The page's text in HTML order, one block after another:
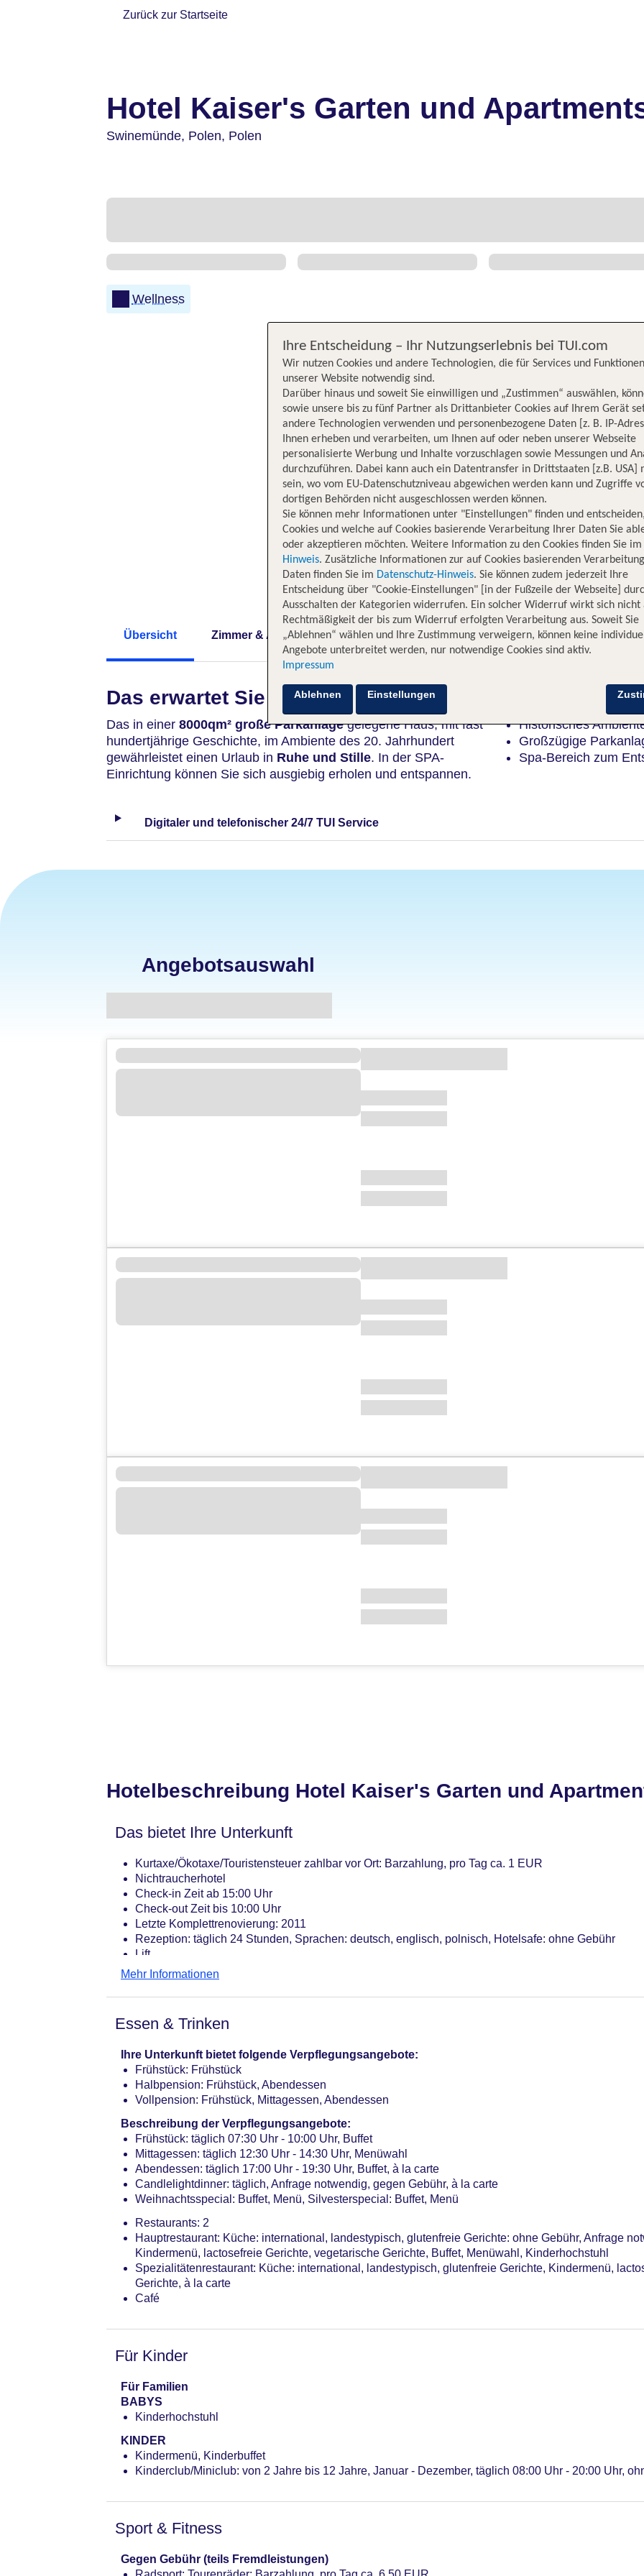
Zurück zur Startseite
Hotel Kaiser's Garten und
Swinemünde, Polen, Polen
Wellness
Übersicht Zimmer & Angebote Hotelinformationen Lage Bewertungen
Das erwartet Sie
Das in einer 8000qm² große Parkanlagegelegene Haus, mit fast
hundertjährige Geschichte, im Ambiente des 20. Jahrhundert
gewährleistet einen Urlaub in Ruhe und Stille. In der SPA-
Einrichtung können Sie sich ausgiebig erholen und entspannen.
Historisches
Großzügige
Spa-Bereich zum
Digitaler und telefonischer 24/7 TUI Service
Angebotsauswahl
Hotelbeschreibung Hotel Kaiser's Garten und
Das bietet Ihre Unterkunft
Kurtaxe/Ökotaxe/Touristensteuer zahlbar vor Ort: Barzahlung, pro Tag ca. 1 EUR
Nichtraucherhotel
Check-in Zeit ab 15:00 Uhr
Check-out Zeit bis 10:00 Uhr
Letzte Komplettrenovierung: 2011
Rezeption: täglich 24 Stunden, Sprachen: deutsch, englisch, polnisch, Hotelsafe: ohne Gebühr
Lift
Gartenanlage, Sonnenterrasse
Pool „Indoorpool Nebengebäude“: Indoor, Süßwasser
Whirlpool „Indoorwhirlpool Nebengebäude“: Indoor, Süßwasser
Badetücher
Internet: WLAN/WiFi, im gesamten Hotel (Anlage): ohne Gebühr
Wäscheservice: gegen Gebühr
Gepäckservice
Zahlungsarten: TUI Card / VISA, MasterCard
Haustiere nicht erlaubt
Parkmöglichkeiten: Parkplatz (nach Verfügbarkeit), unbewacht: Barzahlung, pro Nacht ca. 15 EUR,
nicht notwendig
Tagungseinrichtungen: Konferenzräume: 1, klimatisierte Tagungsräume
Gebäudeanzahl: 2, Etagen: 4, Zimmer: 93, Nebengebäude: 2
Mehr Informationen
Essen & Trinken
Ihre Unterkunft bietet folgende Verpflegungsangebote:
Frühstück: Frühstück
Halbpension: Frühstück, Abendessen
Vollpension: Frühstück, Mittagessen, Abendessen
Beschreibung der Verpflegungsangebote:
Frühstück: täglich 07:30 Uhr - 10:00 Uhr, Buffet
Mittagessen: täglich 12:30 Uhr - 14:30 Uhr, Menüwahl
Abendessen: täglich 17:00 Uhr - 19:30 Uhr, Buffet, à la carte
Candlelightdinner: täglich, Anfrage notwendig, gegen Gebühr, à la carte
Weihnachtsspecial: Buffet, Menü, Silvesterspecial: Buffet, Menü
Restaurants: 2
Hauptrestaurant: Küche: international, landestypisch, glutenfreie Gerichte: ohne Gebühr, Anfrage
Kindermenü, lactosefreie Gerichte, vegetarische Gerichte, Buffet, Menüwahl, Kinderhochstuhl
Spezialitätenrestaurant: Küche: international, landestypisch, glutenfreie Gerichte, Kindermenü,
Gerichte, à la carte
Café
Für Kinder
Für Familien
BABYS
Kinderhochstuhl
KINDER
Kindermenü, Kinderbuffet
Kinderclub/Miniclub: von 2 Jahre bis 12 Jahre, Januar - Dezember, täglich 08:00 Uhr - 20:00 Uhr,
Sport & Fitness
Gegen Gebühr (teils Fremdleistungen)
Ihre Entscheidung – Ihr Nutzungserlebnis bei TUI.com
Wir nutzen Cookies und andere Technologien, die für Services und
unserer Website notwendig sind.
Darüber hinaus und soweit Sie einwilligen und „Zustimmen“ auswählen,
sowie unsere bis zu fünf Partner als Drittanbieter Cookies auf Ihrem Gerät
andere Technologien verwenden und personenbezogene Daten [z. B. IP-
Ihnen erheben und verarbeiten, um Ihnen auf oder neben unserer Webseite
personalisierte Werbung und Inhalte vorzuschlagen sowie Messungen und
durchzuführen. Dabei kann auch ein Datentransfer in Drittstaaten [z.B. USA]
sein, wo vom EU-Datenschutzniveau abgewichen werden kann und Zugriffe
dortigen Behörden nicht ausgeschlossen werden können.
Sie können mehr Informationen unter "Einstellungen" finden und
Cookies und welche auf Cookies basierende Verarbeitung Ihrer Daten Sie
oder akzeptieren möchten. Weitere Information zu den Cookies finden Sie im
Hinweis. Zusätzliche Informationen zur auf Cookies basierenden
Daten finden Sie im Datenschutz-Hinweis. Sie können zudem jederzeit Ihre
Entscheidung über "Cookie-Einstellungen" [in der Fußzeile der Webseite]
Ausschalten der Kategorien widerrufen. Ein solcher Widerruf wirkt sich nicht
Rechtmäßigkeit der bis zum Widerruf erfolgten Verarbeitung aus. Soweit Sie
„Ablehnen“ wählen und Ihre Zustimmung verweigern, können keine
Angebote unterbreitet werden, nur notwendige Cookies sind aktiv.
Impressum
Ablehnen Einstellungen